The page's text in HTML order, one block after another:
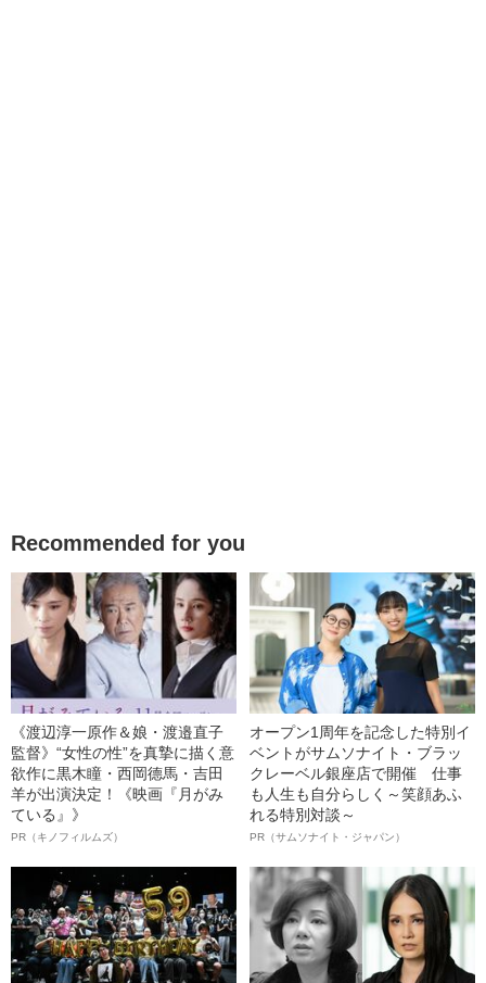
Recommended for you
《渡辺淳一原作＆娘・渡邉直子
監督》“女性の性”を真摯に描く意
欲作に黒木瞳・西岡德馬・吉田
羊が出演決定！《映画『月がみ
ている』》
PR（キノフィルムズ）
オープン1周年を記念した特別イ
ベントがサムソナイト・ブラッ
クレーベル銀座店で開催 仕事
も人生も自分らしく～笑顔あふ
れる特別対談～
PR（サムソナイト・ジャパン）